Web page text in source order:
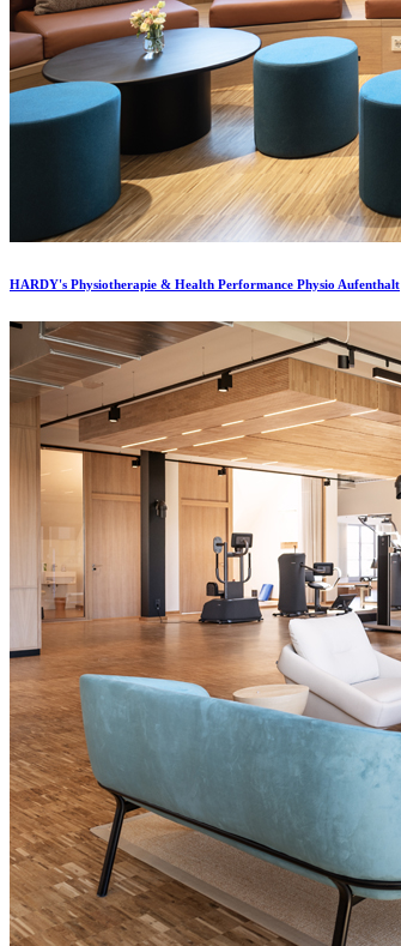
HARDY's Physiotherapie & Health Performance Physio Aufenthalt